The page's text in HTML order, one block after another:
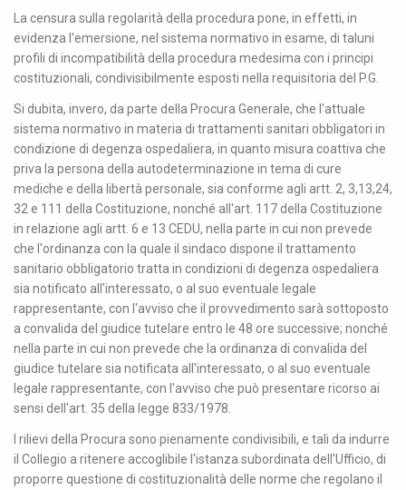
La censura sulla regolarità della procedura pone, in effetti, in
evidenza l'emersione, nel sistema normativo in esame, di taluni
profili di incompatibilità della procedura medesima con i principi
costituzionali, condivisibilmente esposti nella requisitoria del P.G.
Si dubita, invero, da parte della Procura Generale, che l'attuale
sistema normativo in materia di trattamenti sanitari obbligatori in
condizione di degenza ospedaliera, in quanto misura coattiva che
priva la persona della autodeterminazione in tema di cure
mediche e della libertà personale, sia conforme agli artt. 2, 3,13,24,
32 e 111 della Costituzione, nonché all'art. 117 della Costituzione
in relazione agli artt. 6 e 13 CEDU, nella parte in cui non prevede
che l'ordinanza con la quale il sindaco dispone il trattamento
sanitario obbligatorio tratta in condizioni di degenza ospedaliera
sia notificato all'interessato, o al suo eventuale legale
rappresentante, con l'avviso che il provvedimento sarà sottoposto
a convalida del giudice tutelare entro le 48 ore successive; nonché
nella parte in cui non prevede che la ordinanza di convalida del
giudice tutelare sia notificata all'interessato, o al suo eventuale
legale rappresentante, con l'avviso che può presentare ricorso ai
sensi dell'art. 35 della legge 833/1978.
I rilievi della Procura sono pienamente condivisibili, e tali da indurre
il Collegio a ritenere accoglibile l'istanza subordinata dell'Ufficio, di
proporre questione di costituzionalità delle norme che regolano il